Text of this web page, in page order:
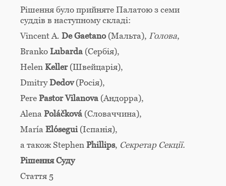
Рішення було прийняте Палатою з семи
суддів в наступному складі:
Vincent A. De Gaetano (Mальта), Голова,
Branko Lubarda (Сербія),
Helen Keller (Швейцарія),
DmitryDedov(Росія),
Pere Pastor Vilanova (Aндорра),
Alena Poláčková (Словаччина),
María Elósegui (Іспанія),
а також Stephen Phillips, Секретар Секції.
Рішення Суду
Стаття 5